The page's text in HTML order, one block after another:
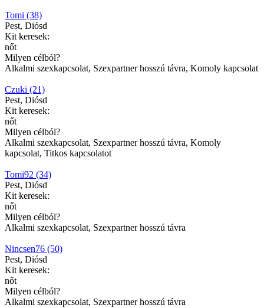
Tomi (38)
Pest, Diósd
Kit keresek:
nőt
Milyen célból?
Alkalmi szexkapcsolat, Szexpartner hosszú távra, Komoly kapcsolat
Czuki (21)
Pest, Diósd
Kit keresek:
nőt
Milyen célból?
Alkalmi szexkapcsolat, Szexpartner hosszú távra, Komoly
kapcsolat, Titkos kapcsolatot
Tomi92 (34)
Pest, Diósd
Kit keresek:
nőt
Milyen célból?
Alkalmi szexkapcsolat, Szexpartner hosszú távra
Nincsen76 (50)
Pest, Diósd
Kit keresek:
nőt
Milyen célból?
Alkalmi szexkapcsolat, Szexpartner hosszú távra